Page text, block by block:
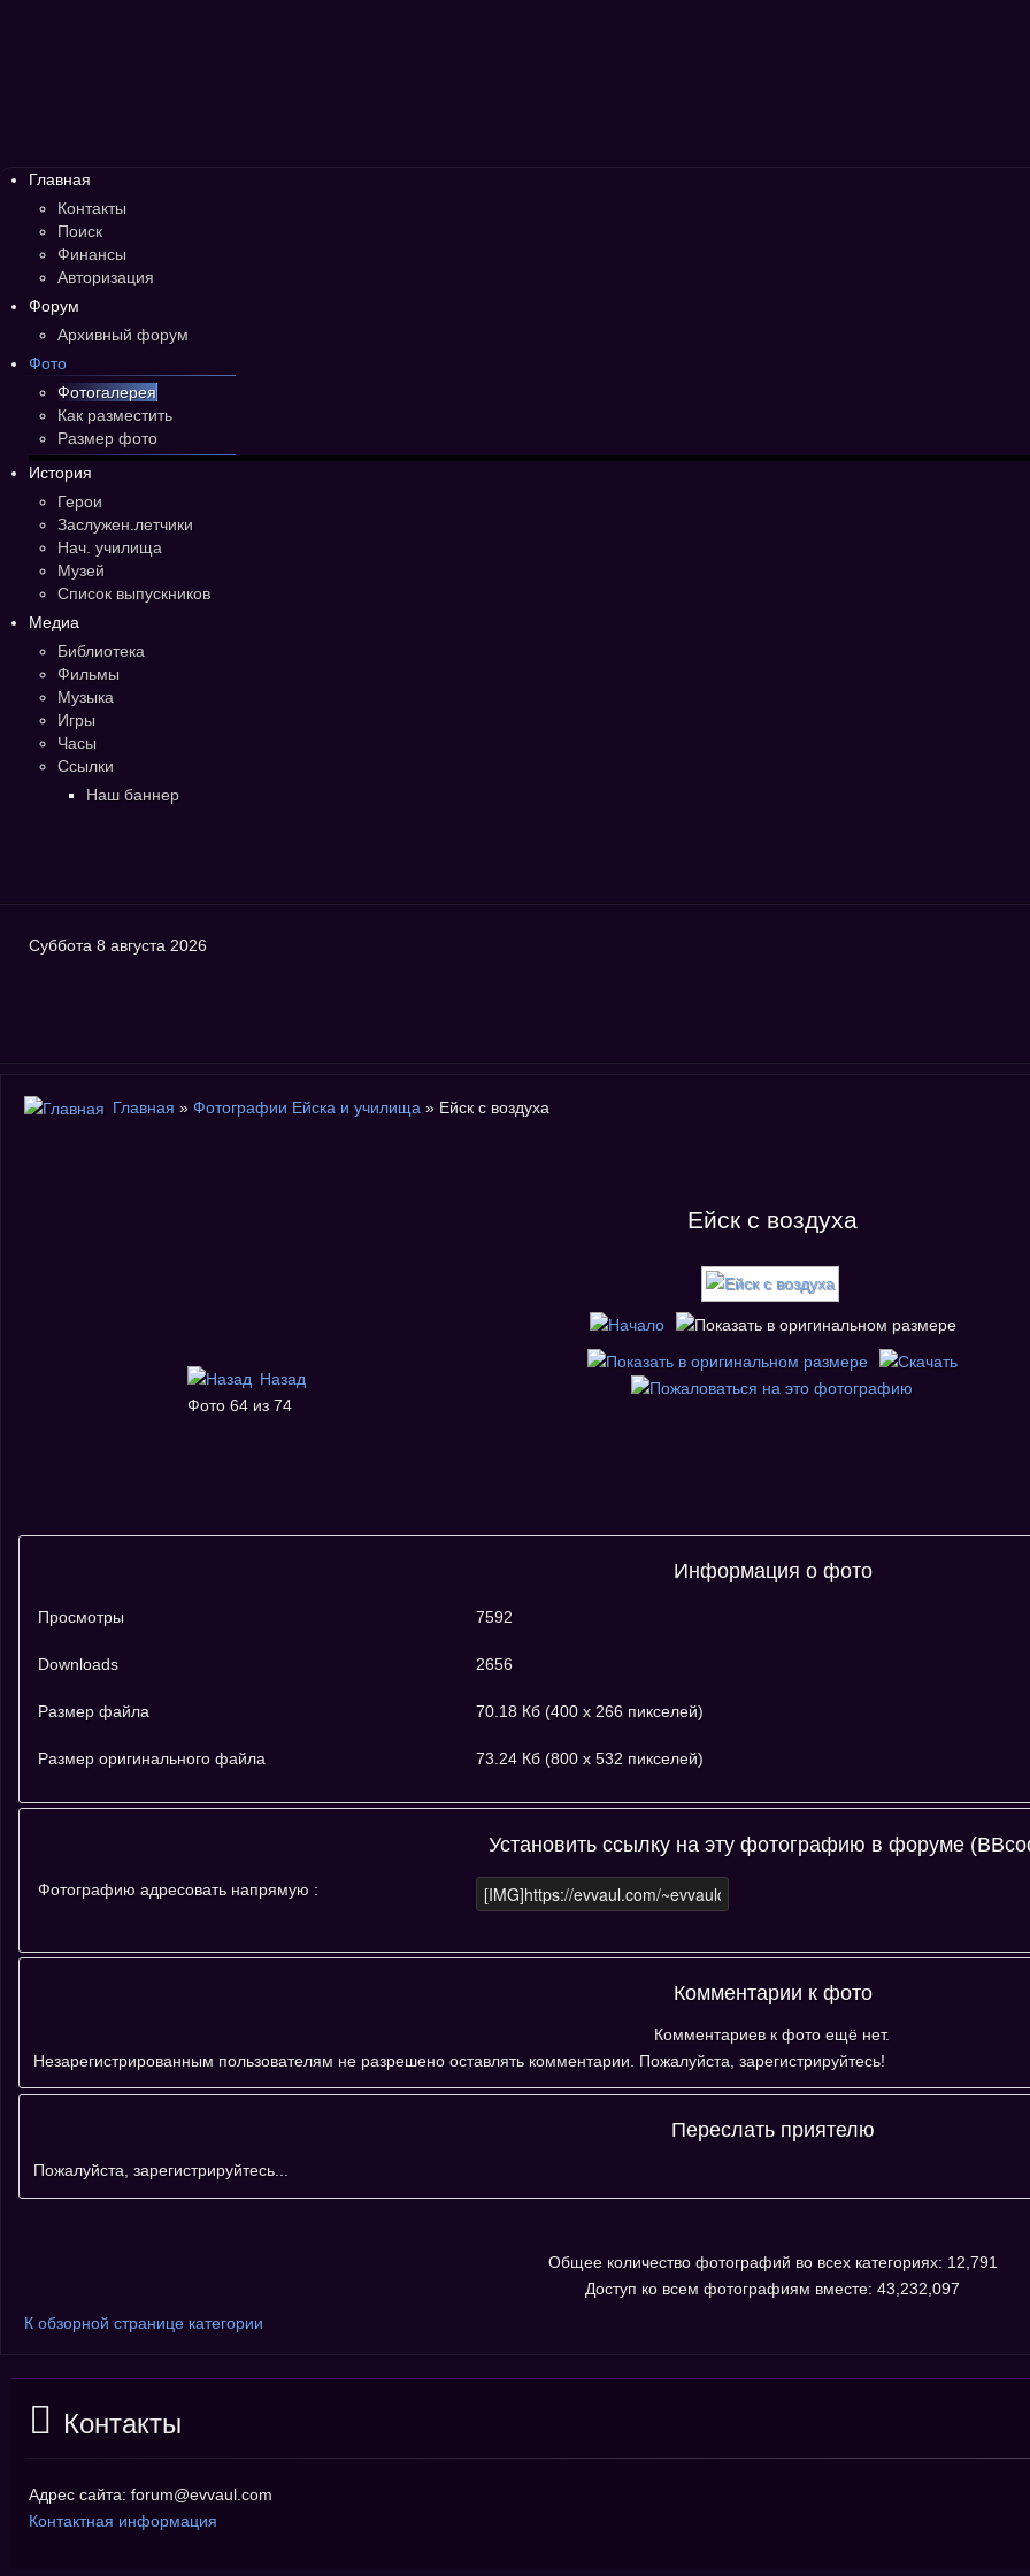
Главная
Контакты
Поиск
Финансы
Авторизация
Форум
Архивный форум
Фото
Фотогалерея
Как разместить
Размер фото
История
Герои
Заслужен.летчики
Нач. училища
Музей
Список выпускников
Медиа
Библиотека
Фильмы
Музыка
Игры
Часы
Ссылки
Наш баннер
Суббота 8 августа 2026
Главная » Фотографии Ейска и училища » Ейск с воздуха
Ейск с воздуха
Назад
Фото 64 из 74
Информация о фото
Просмотры 7592
Downloads 2656
Размер файла 70.18 Кб (400 x 266 пикселей)
Размер оригинального файла 73.24 Кб (800 x 532 пикселей)
Установить ссылку на эту фотографию в форуме
Фотографию адресовать напрямую :
Комментарии к фото
Комментариев к фото ещё нет.
Незарегистрированным пользователям не разрешено оставлять комментарии. Пожалуйста, зарегистрируйтесь!
Переслать приятелю
Пожалуйста, зарегистрируйтесь...
Общее количество фотографий во всех категориях: 12,791
Доступ ко всем фотографиям вместе: 43,232,097
К обзорной странице категории
Контакты
Адрес сайта: forum@evvaul.com
Контактная информация